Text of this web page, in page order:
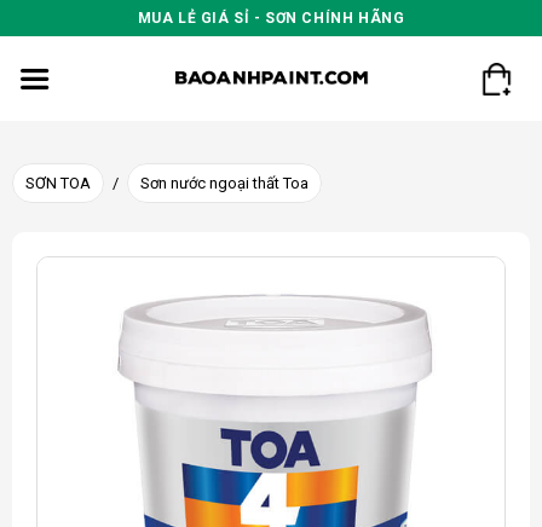
to
content
MUA LẺ GIÁ SỈ - SƠN CHÍNH HÃNG
SƠN TOA / Sơn nước ngoại thất Toa